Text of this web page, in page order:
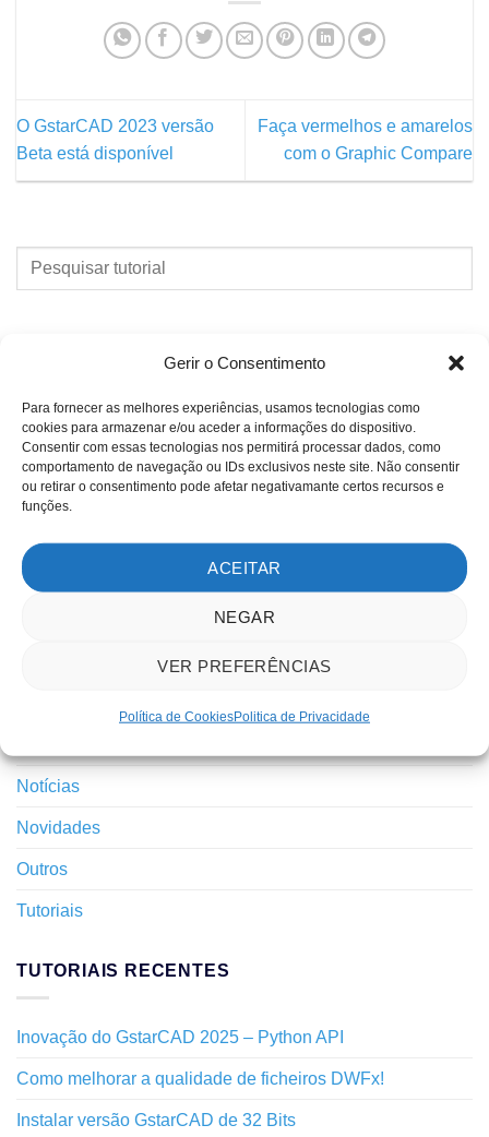
Gerir o Consentimento
Para fornecer as melhores experiências, usamos tecnologias como
cookies para armazenar e/ou aceder a informações do dispositivo.
Consentir com essas tecnologias nos permitirá processar dados, como
comportamento de navegação ou IDs exclusivos neste site. Não consentir
ou retirar o consentimento pode afetar negativamante certos recursos e
funções.
ACEITAR
NEGAR
VER PREFERÊNCIAS
Política de CookiesPolitica de Privacidade
PESQUISAR
TUTORIAL
2D
3D
Comparativo
GstarCAD
Notícias
Novidades
Outros
Tutoriais
TUTORIAIS RECENTES
Inovação do GstarCAD 2025 – Python API
Como melhorar a qualidade de ficheiros DWFx!
Instalar versão GstarCAD de 32 Bits
O GstarCAD 2023 versão
Beta está disponível
Faça vermelhos e amarelos
com o Graphic Compare